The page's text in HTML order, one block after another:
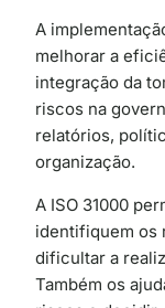
A
melhorar a
integração da
riscos na
relatórios,
organização.
A ISO 31000
identifiquem os
dificultar a
Também os